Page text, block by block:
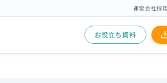
運営会社採
お役立ち資料